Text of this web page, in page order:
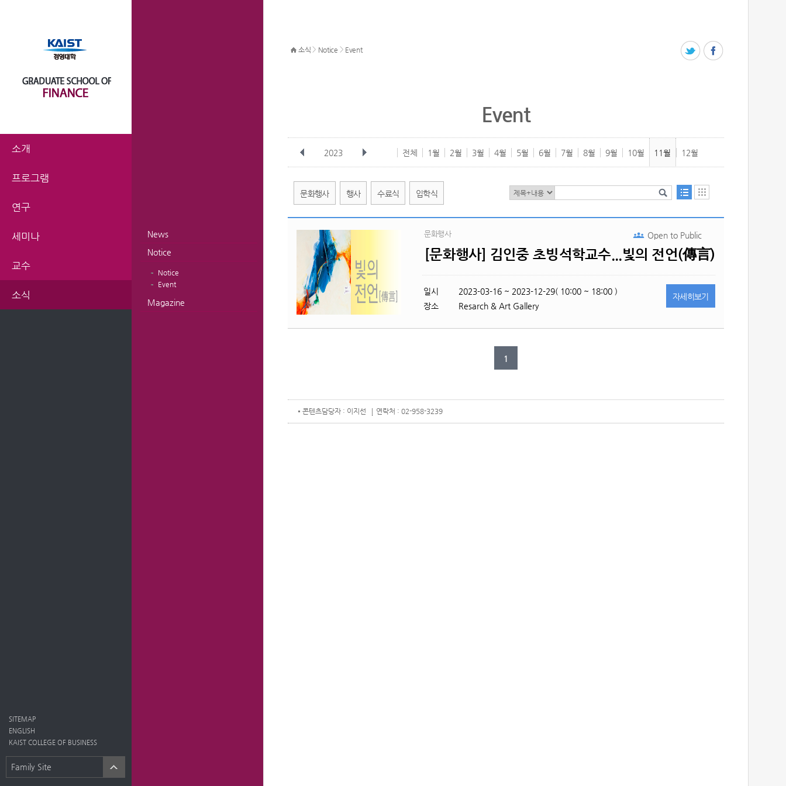
SITEMAP
ENGLISH
KAIST COLLEGE OF BUSINESS
Family Site
소개
프로그램
연구
세미나
교수
소식
News
Notice
Notice
Event
Magazine
소식 > Notice > Event
Event
2023 전체 1월 2월 3월 4월 5월 6월 7월 8월 9월 10월 11월 12월
문화행사 행사 수료식 입학식
문화행사
[문화행사] 김인중 초빙석학교수...빛의 전언(傳言)
Open to Public
일시
2023-03-16 ~ 2023-12-29( 10:00 ~ 18:00 )
장소
Resarch & Art Gallery
자세히 보기
1
콘텐츠담당자 : 이지선 연락처 : 02-958-3239